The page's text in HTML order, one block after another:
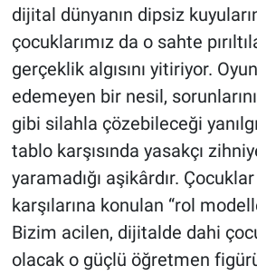
dijital dünyanın dipsiz
çocuklarımız da o sahte
gerçeklik algısını yitiriyor.
edemeyen bir nesil,
gibi silahla çözebileceği
tablo karşısında yasakçı
yaramadığı aşikârdır.
karşılarına konulan “rol
Bizim acilen, dijitalde dahi
olacak o güçlü öğretmen